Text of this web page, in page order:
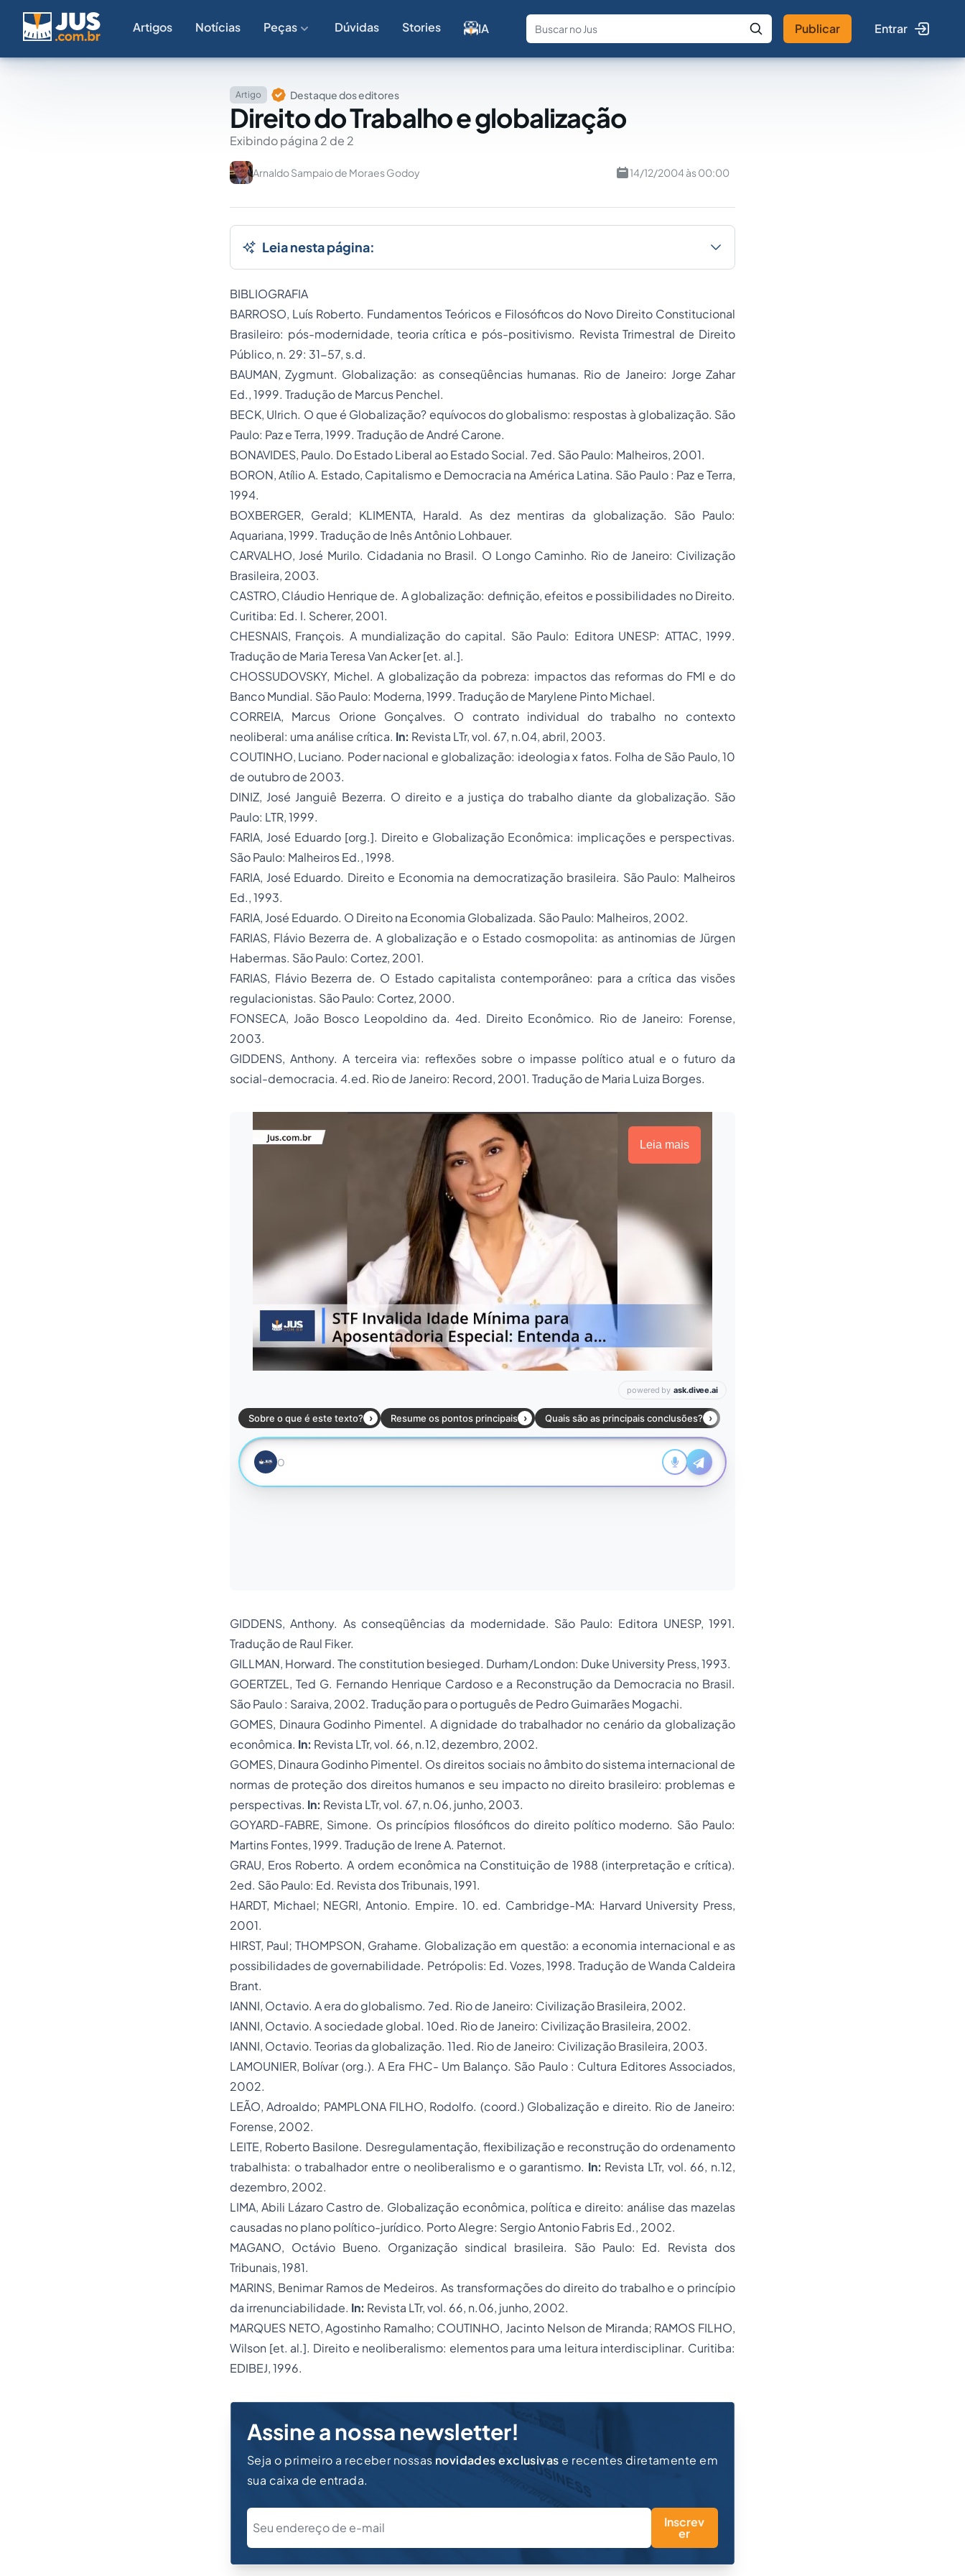
Artigos Notícias Peças Dúvidas Stories IA
Fale com a IA Buscar no Jus
Publicar Entrar
Artigo Destaque dos editores
Direito do Trabalho e globalização
Exibindo página 2 de 2
Arnaldo Sampaio de Moraes Godoy 14/12/2004 às 00:00
Leia nesta página:
BIBLIOGRAFIA
BARROSO, Luís Roberto. Fundamentos Teóricos e Filosóficos do Novo Direito Constitucional
Brasileiro: pós-modernidade, teoria crítica e pós-positivismo. Revista Trimestral de Direito
Público, n. 29: 31-57, s.d.
BAUMAN, Zygmunt. Globalização: as conseqüências humanas. Rio de Janeiro: Jorge Zahar
Ed., 1999. Tradução de Marcus Penchel.
BECK, Ulrich. O que é Globalização? equívocos do globalismo: respostas à globalização. São
Paulo: Paz e Terra, 1999. Tradução de André Carone.
BONAVIDES, Paulo. Do Estado Liberal ao Estado Social. 7ed. São Paulo: Malheiros, 2001.
BORON, Atílio A. Estado, Capitalismo e Democracia na América Latina. São Paulo : Paz e Terra,
1994.
BOXBERGER, Gerald; KLIMENTA, Harald. As dez mentiras da globalização. São Paulo:
Aquariana, 1999. Tradução de Inês Antônio Lohbauer.
CARVALHO, José Murilo. Cidadania no Brasil. O Longo Caminho. Rio de Janeiro: Civilização
Brasileira, 2003.
CASTRO, Cláudio Henrique de. A globalização: definição, efeitos e possibilidades no Direito.
Curitiba: Ed. I. Scherer, 2001.
CHESNAIS, François. A mundialização do capital. São Paulo: Editora UNESP: ATTAC, 1999.
Tradução de Maria Teresa Van Acker [et. al.].
CHOSSUDOVSKY, Michel.A globalização da pobreza: impactos das reformas do FMI e do
Banco Mundial. São Paulo: Moderna, 1999. Tradução de Marylene Pinto Michael.
CORREIA, Marcus Orione Gonçalves. O contrato individual do trabalho no contexto
neoliberal: uma análise crítica. In: Revista LTr, vol. 67, n.04, abril, 2003.
COUTINHO, Luciano. Poder nacional e globalização: ideologia x fatos. Folha de São Paulo, 10
de outubro de 2003.
DINIZ, José Janguiê Bezerra. O direito e a justiça do trabalho diante da globalização. São
Paulo: LTR, 1999.
FARIA, José Eduardo [org.]. Direito e Globalização Econômica: implicações e perspectivas.
São Paulo: Malheiros Ed., 1998.
FARIA, José Eduardo. Direito e Economia na democratização brasileira. São Paulo: Malheiros
Ed., 1993.
FARIA, José Eduardo. O Direito na Economia Globalizada. São Paulo: Malheiros, 2002.
FARIAS, Flávio Bezerra de.A globalização e o Estado cosmopolita: as antinomiasde Jürgen
Habermas. São Paulo: Cortez, 2001.
FARIAS, Flávio Bezerra de. O Estado capitalista contemporâneo: para a crítica das visões
regulacionistas. São Paulo: Cortez, 2000.
FONSECA, João Bosco Leopoldino da. 4ed. Direito Econômico. Rio de Janeiro: Forense,
2003.
GIDDENS, Anthony. A terceira via: reflexões sobre o impasse político atual e o futuro da
social-democracia. 4.ed. Rio de Janeiro: Record, 2001. Tradução de Maria Luiza Borges.
Leia mais
GIDDENS, Anthony. As conseqüências da modernidade. São Paulo: Editora UNESP, 1991.
Tradução de Raul Fiker.
GILLMAN, Horward. The constitution besieged. Durham/London: Duke University Press, 1993.
GOERTZEL, Ted G. Fernando Henrique Cardoso e a Reconstrução da Democracia no Brasil.
São Paulo : Saraiva, 2002. Tradução para o português de Pedro Guimarães Mogachi.
GOMES, Dinaura Godinho Pimentel. A dignidade do trabalhador no cenário da globalização
econômica. In: Revista LTr, vol. 66, n.12, dezembro, 2002.
GOMES, Dinaura Godinho Pimentel. Os direitos sociais no âmbito do sistema internacional de
normas de proteção dos direitos humanos e seu impacto no direito brasileiro: problemas e
perspectivas. In: Revista LTr, vol. 67, n.06, junho, 2003.
GOYARD-FABRE, Simone. Os princípios filosóficos do direito político moderno. São Paulo:
Martins Fontes, 1999. Tradução de Irene A. Paternot.
GRAU, Eros Roberto. A ordem econômica na Constituição de 1988 (interpretação e crítica).
2ed. São Paulo: Ed. Revista dos Tribunais, 1991.
HARDT, Michael; NEGRI, Antonio. Empire. 10. ed. Cambridge-MA: Harvard University Press,
2001.
HIRST, Paul; THOMPSON, Grahame. Globalização em questão: a economia internacional e as
possibilidades de governabilidade. Petrópolis: Ed. Vozes, 1998. Tradução de Wanda Caldeira
Brant.
IANNI, Octavio. A era do globalismo. 7ed. Rio de Janeiro: Civilização Brasileira, 2002.
IANNI, Octavio. A sociedade global. 10ed. Rio de Janeiro: Civilização Brasileira, 2002.
IANNI, Octavio. Teorias da globalização. 11ed. Rio de Janeiro: Civilização Brasileira, 2003.
LAMOUNIER, Bolívar (org.). A Era FHC- Um Balanço. São Paulo : Cultura Editores Associados,
2002.
LEÃO, Adroaldo; PAMPLONA FILHO, Rodolfo. (coord.) Globalização e direito. Rio de Janeiro:
Forense, 2002.
LEITE, Roberto Basilone. Desregulamentação, flexibilização e reconstrução do ordenamento
trabalhista: o trabalhador entre o neoliberalismo e o garantismo. In: Revista LTr, vol. 66, n.12,
dezembro, 2002.
LIMA, Abili Lázaro Castro de. Globalização econômica, política e direito: análise das mazelas
causadas no plano político-jurídico. Porto Alegre: Sergio Antonio Fabris Ed., 2002.
MAGANO, Octávio Bueno. Organização sindical brasileira. São Paulo: Ed. Revista dos
Tribunais, 1981.
MARINS, Benimar Ramos de Medeiros. As transformações do direito do trabalho e o princípio
da irrenunciabilidade. In: Revista LTr, vol. 66, n.06, junho, 2002.
MARQUES NETO, Agostinho Ramalho; COUTINHO, Jacinto Nelson de Miranda; RAMOS FILHO,
Wilson [et. al.]. Direito e neoliberalismo: elementos para uma leitura interdisciplinar. Curitiba:
EDIBEJ, 1996.
Assine a nossa newsletter!
Seja o primeiro a receber nossasnovidades exclusivas e recentes diretamente em
sua caixa de entrada.
Inscrev
er